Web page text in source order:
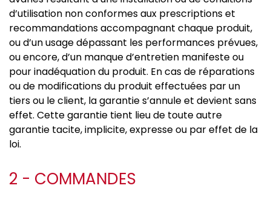
d’utilisation non conformes aux prescriptions et
recommandations accompagnant chaque produit,
ou d’un usage dépassant les performances prévues,
ou encore, d’un manque d’entretien manifeste ou
pour inadéquation du produit. En cas de réparations
ou de modifications du produit effectuées par un
tiers ou le client, la garantie s’annule et devient sans
effet. Cette garantie tient lieu de toute autre
garantie tacite, implicite, expresse ou par effet de la
loi.
2 - COMMANDES